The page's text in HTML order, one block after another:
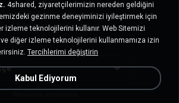
bilgilerimi satmayın
bilgilerimi paylaşmayın
4shared, ziyaretçilerimizin nereden geldiğini
gezinme deneyiminizi iyileştirmek için
izleme teknolojilerini kullanır. Web Sitemizi
diğer izleme teknolojilerini kullanmamıza izin
Tercihlerimi değiştirin
Kabul Ediyorum